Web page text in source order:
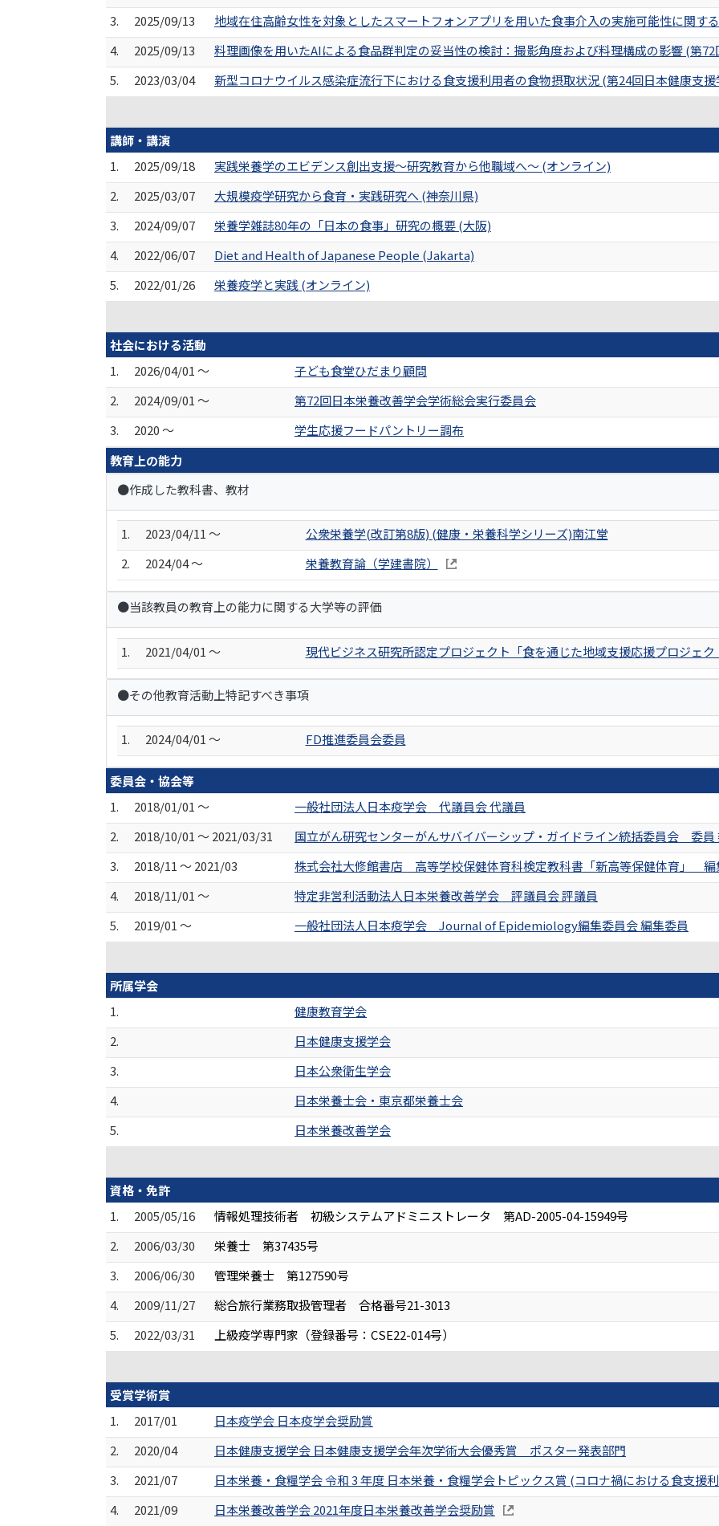
3.
2025/09/13
地域在住高齢女性を対象としたスマートフォンアプリを用いた食事介入の実施可能性に関す
4.
2025/09/13
料理画像を用いたAIによる食品群判定の妥当性の検討：撮影角度および料理構成の影響 (第
5.
2023/03/04
新型コロナウイルス感染症流行下における食支援利用者の食物摂取状況 (第24回日本健康支
講師・講演
1.
2025/09/18
実践栄養学のエビデンス創出支援～研究教育から他職域へ～ (オンライン)
2.
2025/03/07
大規模疫学研究から食育・実践研究へ (神奈川県)
3.
2024/09/07
栄養学雑誌80年の「日本の食事」研究の概要 (大阪)
4.
2022/06/07
Diet and Health of Japanese People (Jakarta)
5.
2022/01/26
栄養疫学と実践 (オンライン)
社会における活動
1.
2026/04/01 ～
子ども食堂ひだまり顧問
2.
2024/09/01 ～
第72回日本栄養改善学会学術総会実行委員会
3.
2020 ～
学生応援フードパントリー調布
教育上の能力
●作成した教科書、教材
1. 2023/04/11 ～
公衆栄養学(改訂第8版) (健康・栄養科学シリーズ)南江堂
2.
2024/04 ～ 栄養教育論（学建書院）
●当該教員の教育上の能力に関する大学等の評価
1. 2021/04/01 ～ 現代ビジネス研究所認定プロジェクト「食を通じた地域支援応援プロジェク
●その他教育活動上特記すべき事項
1. 2024/04/01 ～ FD推進委員会委員
委員会・協会等
1.
2018/01/01 ～
一般社団法人日本疫学会 代議員会 代議員
2.
2018/10/01 ～ 2021/03/31
国立がん研究センターがんサバイバーシップ・ガイドライン統括委員会 委員
3.
2018/11 ～ 2021/03
株式会社大修館書店 高等学校保健体育科検定教科書「新高等保健体育」 編
4.
2018/11/01 ～
特定非営利活動法人日本栄養改善学会 評議員会 評議員
5.
2019/01 ～
一般社団法人日本疫学会 Journal of Epidemiology編集委員会 編集委員
所属学会
1.
健康教育学会
2.
日本健康支援学会
3.
日本公衆衛生学会
4.
日本栄養士会・東京都栄養士会
5.
日本栄養改善学会
資格・免許
1.
2005/05/16
情報処理技術者 初級システムアドミニストレータ 第AD-2005-04-15949号
2.
2006/03/30
栄養士 第37435号
3.
2006/06/30
管理栄養士 第127590号
4.
2009/11/27
総合旅行業務取扱管理者 合格番号21-3013
5.
2022/03/31
上級疫学専門家（登録番号：CSE22-014号）
受賞学術賞
1.
2017/01
日本疫学会 日本疫学会奨励賞
2.
2020/04
日本健康支援学会 日本健康支援学会年次学術大会優秀賞 ポスター発表部門
3.
2021/07
日本栄養・食糧学会 令和 3 年度 ⽇本栄養・⾷糧学会トピックス賞 (コロナ禍における⾷⽀援
4.
2021/09 日本栄養改善学会 2021年度日本栄養改善学会奨励賞